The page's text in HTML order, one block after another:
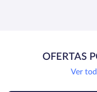
OFERTAS
Ver